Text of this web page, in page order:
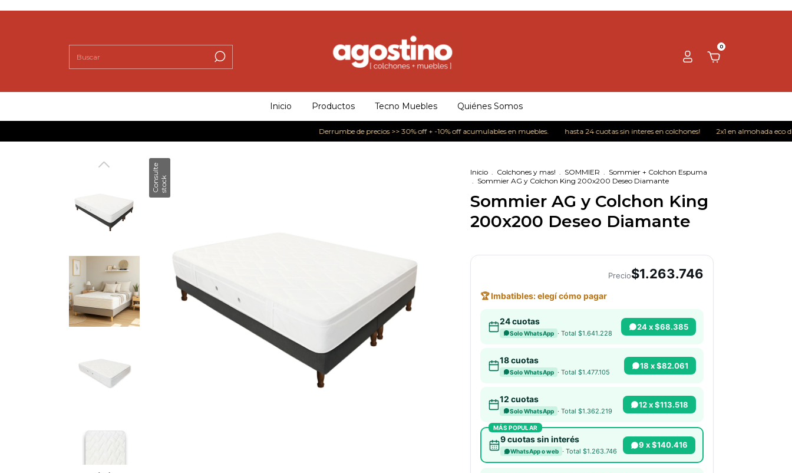
0
Inicio Productos Tecno Muebles Quiénes Somos
Derrumbe de precios >> 30% off + -10% off acumulables en muebles. hasta 24 cuotas sin interes en colchones! 2x1 en almohada eco duvet
Inicio . Colchones y mas! . SOMMIER . Sommier + Colchon Espuma
. Sommier AG y Colchon King 200x200 Deseo Diamante
Sommier AG y Colchon King
200x200 Deseo Diamante
Precio$1.263.746
🏆 Imbatibles: elegí cómo pagar
24 cuotas
Solo WhatsApp · Total $1.641.228
24 x $68.385
18 cuotas
Solo WhatsApp · Total $1.477.105
18 x $82.061
12 cuotas
Solo WhatsApp · Total $1.362.219
12 x $113.518
MÁS POPULAR
9 cuotas sin interés
WhatsApp o web · Total $1.263.746
9 x $140.416